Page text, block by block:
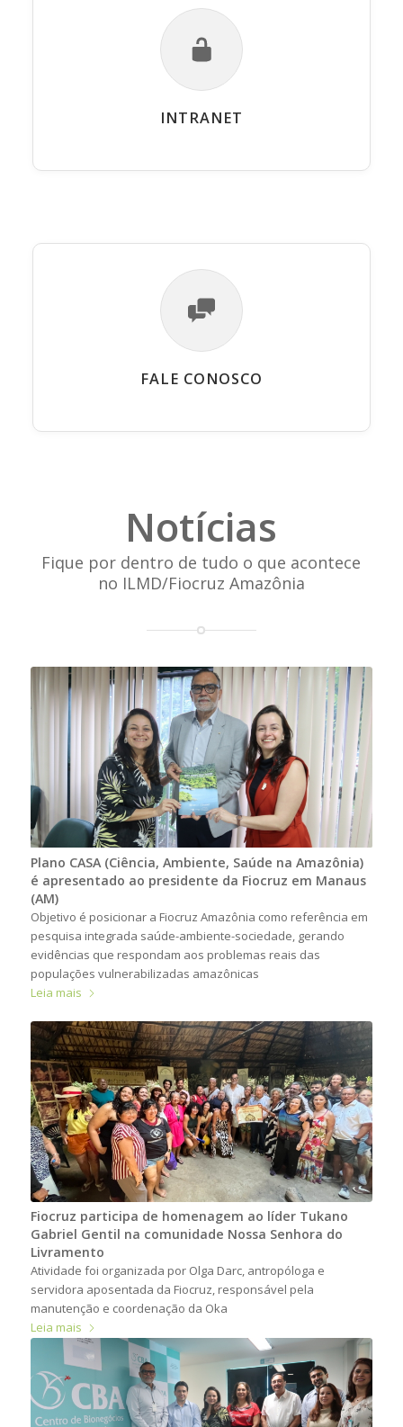
INTRANET
FALE CONOSCO
Notícias
Fique por dentro de tudo o que acontece
no ILMD/Fiocruz Amazônia
Plano CASA (Ciência, Ambiente, Saúde na Amazônia)
é apresentado ao presidente da Fiocruz em Manaus
(AM)
Objetivo é posicionar a Fiocruz Amazônia como referência em
pesquisa integrada saúde-ambiente-sociedade, gerando
evidências que respondam aos problemas reais das
populações vulnerabilizadas amazônicas
Leia mais
Fiocruz participa de homenagem ao líder Tukano
Gabriel Gentil na comunidade Nossa Senhora do
Livramento
Atividade foi organizada por Olga Darc, antropóloga e
servidora aposentada da Fiocruz, responsável pela
manutenção e coordenação da Oka
Leia mais